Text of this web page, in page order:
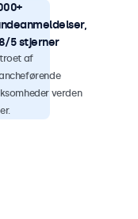
5 stjerner
af
verden